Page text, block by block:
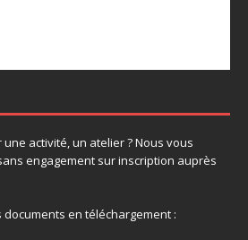
activité, un atelier ? Nous vous
engagement sur inscription auprès
en téléchargement :